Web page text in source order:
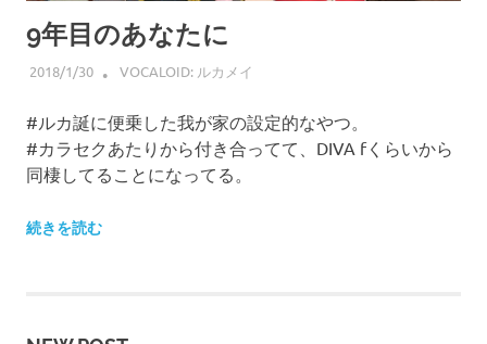
9年目のあなたに
2018/1/30 HIROSERYO
VOCALOID: ルカメイ
#ルカ誕に便乗した我が家の設定的なやつ。
#カラセクあたりから付き合ってて、DIVA fくらいから
同棲してることになってる。
続きを読む